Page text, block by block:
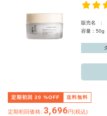
販売名 :
容量：50g
定期初回 20 %OFF 送料無料
定期初回価格: 3,696円(税込)